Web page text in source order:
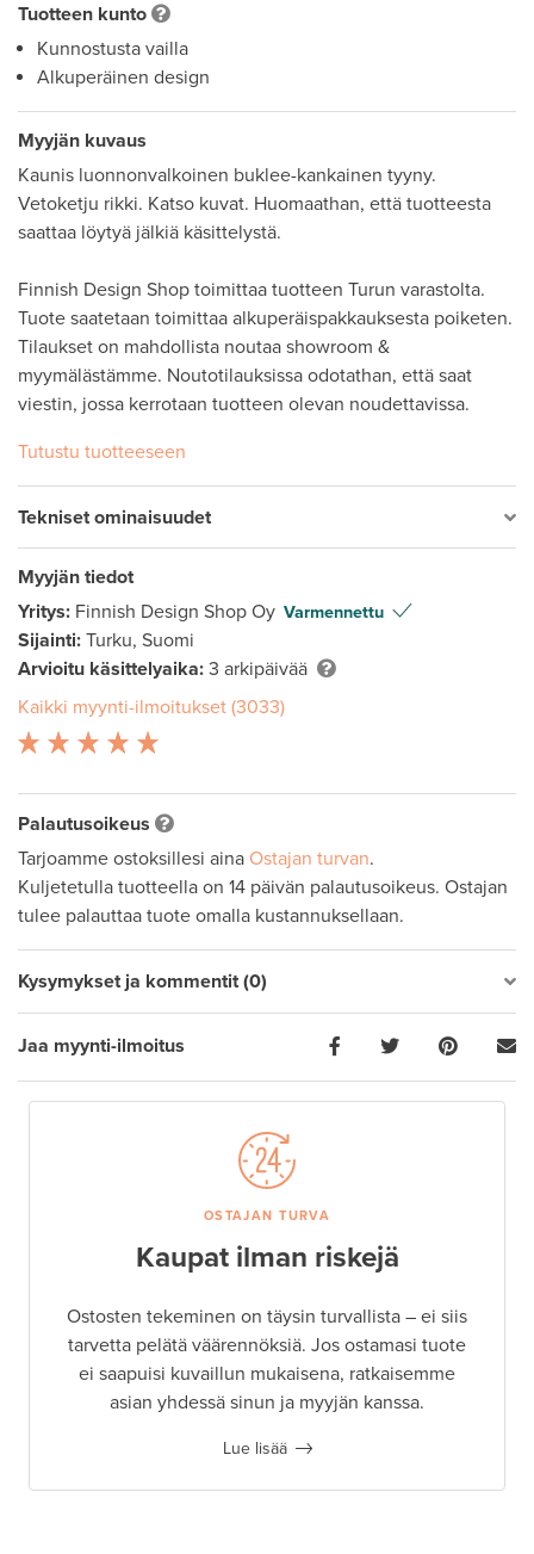
Tuotteen kunto
Kunnostusta vailla
Alkuperäinen design
Myyjän kuvaus
Kaunis luonnonvalkoinen buklee-kankainen tyyny.
Vetoketju rikki. Katso kuvat. Huomaathan, että tuotteesta
saattaa löytyä jälkiä käsittelystä.
Finnish Design Shop toimittaa tuotteen Turun varastolta.
Tuote saatetaan toimittaa alkuperäispakkauksesta poiketen.
Tilaukset on mahdollista noutaa showroom &
myymälästämme. Noutotilauksissa odotathan, että saat
viestin, jossa kerrotaan tuotteen olevan noudettavissa.
Tutustu tuotteeseen
Tekniset ominaisuudet
Myyjän tiedot
Yritys: Finnish Design Shop Oy Varmennettu
Sijainti: Turku, Suomi
Arvioitu käsittelyaika: 3 arkipäivää
Kaikki myynti-ilmoitukset (3033)
Palautusoikeus
Tarjoamme ostoksillesi aina Ostajan turvan.
Kuljetetulla tuotteella on 14 päivän palautusoikeus. Ostajan
tulee palauttaa tuote omalla kustannuksellaan.
Kysymykset ja kommentit (0)
Jaa myynti-ilmoitus
OSTAJAN TURVA
Kaupat ilman riskejä
Ostosten tekeminen on täysin turvallista – ei siis
tarvetta pelätä väärennöksiä. Jos ostamasi tuote
ei saapuisi kuvaillun mukaisena, ratkaisemme
asian yhdessä sinun ja myyjän kanssa.
Lue lisää